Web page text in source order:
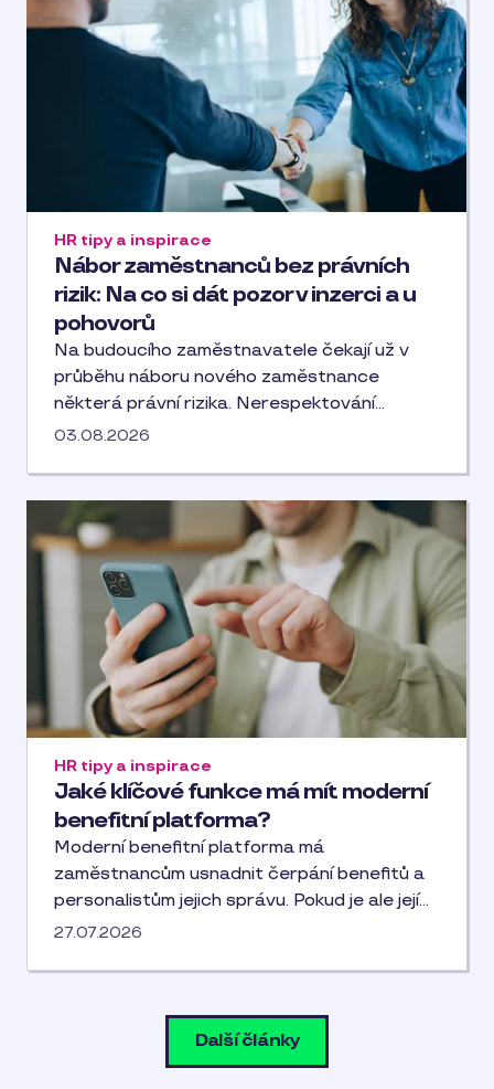
Nábor zaměstnanců bez právních
rizik: Na co si dát pozor v inzerci a u
pohovorů
HR tipy a inspirace
Na budoucího zaměstnavatele čekají už v
průběhu náboru nového zaměstnance
některá právní rizika. Nerespektování…
03.08.2026
Jaké klíčové funkce má mít moderní
benefitní platforma?
HR tipy a inspirace
Moderní benefitní platforma má
zaměstnancům usnadnit čerpání benefitů a
personalistům jejich správu. Pokud je ale její…
27.07.2026
Další články